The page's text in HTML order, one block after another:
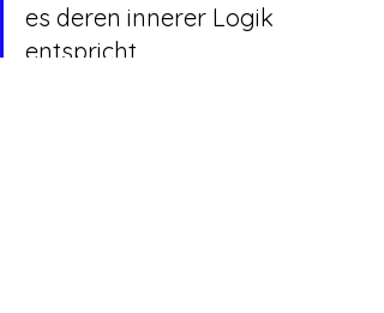
es deren innerer Logik
entspricht,